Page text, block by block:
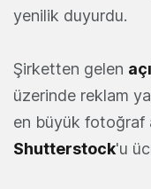
yenilik duyurdu.
Şirketten gelen
üzerinde reklam
en büyük fotoğraf
Shutterstock'u